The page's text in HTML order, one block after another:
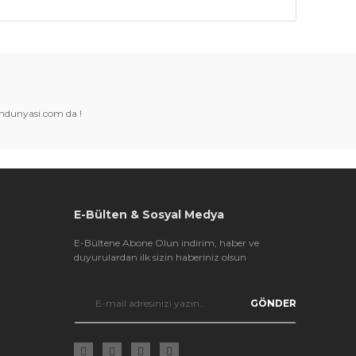
tarafımıza iletebilirsiniz.
da !
E-Bülten & Sosyal Medya
E-Bültene Abone Olun indirim, haber ve
duyurulardan ilk sizin haberiniz olsun
GÖNDER